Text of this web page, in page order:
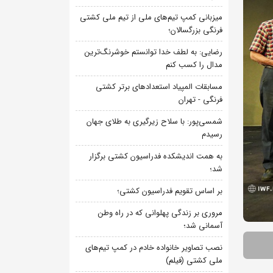
میزبانی کمپ تیم‌های ملی از تیم ملی کشتی
فرنگی بزرگسالان؛
رضایی: به لطف خدا توانستم خوشرنگ‌ترین
مدال را کسب کنم
مسابقات المپیاد استعدادهای برتر کشتی
فرنگی - تهران
شمسی‌پور: با سلاح زیرگیری به طلای جهان
رسیدم
به همت اندیشکده فدراسیون کشتی برگزار
شد؛
بر اساس تقویم فدراسیون کشتی؛
مروری بر زندگی پهلوانی که در راه وطن
آسمانی شد؛
نصب تصاویر خانواده خادم در کمپ تیم‌های
ملی کشتی (فیلم)